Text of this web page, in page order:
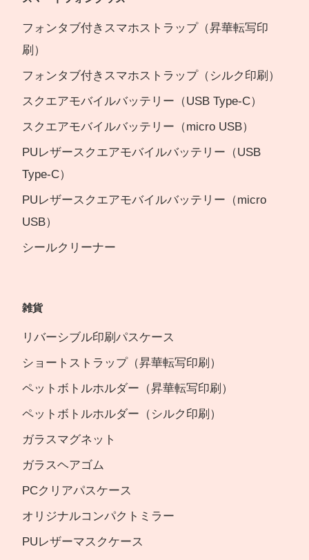
フォンタブ付きスマホストラップ（昇華転写印
刷）
フォンタブ付きスマホストラップ（シルク印刷）
スクエアモバイルバッテリー（USB Type-C）
スクエアモバイルバッテリー（micro USB）
PUレザースクエアモバイルバッテリー（USB
Type-C）
PUレザースクエアモバイルバッテリー（micro
USB）
シールクリーナー
雑貨
リバーシブル印刷パスケース
ショートストラップ（昇華転写印刷）
ペットボトルホルダー（昇華転写印刷）
ペットボトルホルダー（シルク印刷）
ガラスマグネット
ガラスヘアゴム
PCクリアパスケース
オリジナルコンパクトミラー
PUレザーマスクケース